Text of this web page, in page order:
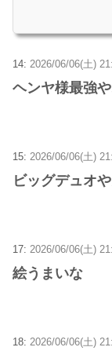
14: 2026/06/06(土)
ヘンヤ様最強
15: 2026/06/06(土)
ビッグデュオ
17: 2026/06/06(土)
絵うまいな
18: 2026/06/06(土)